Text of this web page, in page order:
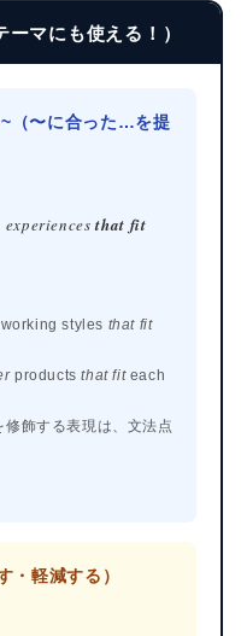
マにも使える！）
〜に合った…を提
that fit
working styles that fit
productsthat fiteach
修飾する表現は、文法点
軽減する）